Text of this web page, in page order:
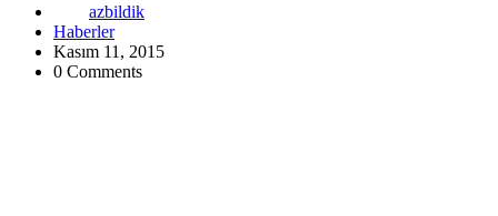
azbildik
Haberler
Kasım 11, 2015
0 Comments